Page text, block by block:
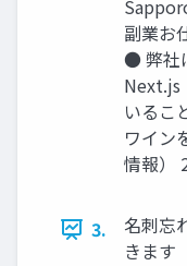
副業
● 弊社
Next.js
いるこ
ワイン
情報）
3.
名刺忘
きます